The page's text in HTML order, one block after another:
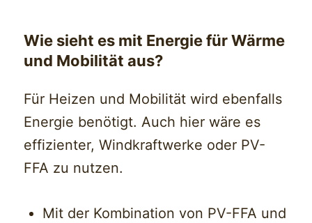
Wie sieht es mit Energie für Wärme
und Mobilität aus?
Für Heizen und Mobilität wird ebenfalls
Energie benötigt. Auch hier wäre es
effizienter, Windkraftwerke oder PV-
FFA zu nutzen.
Mit der Kombination von PV-FFA und